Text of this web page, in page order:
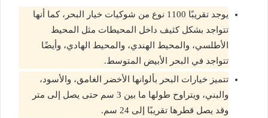
يوجد تقريبًا 1100 نوع من شوكيات خيار البحر، كما أنها
تتواجد بشكل كثيف داخل المحيطات مثل المحيط
الأطلسي، والمحيط الهندي، والمحيط الهادي، وأيضًا
تتواجد في البحر الأبيض المتوسط.
تتميز خيارات البحر بألوانها الأخضر الغامق، والأسود،
والبني، ويتراوح طولها ما بين 3 سم حتى يصل إلى متر
وقد يصل قطرها تقريبًا إلى 24 سم.